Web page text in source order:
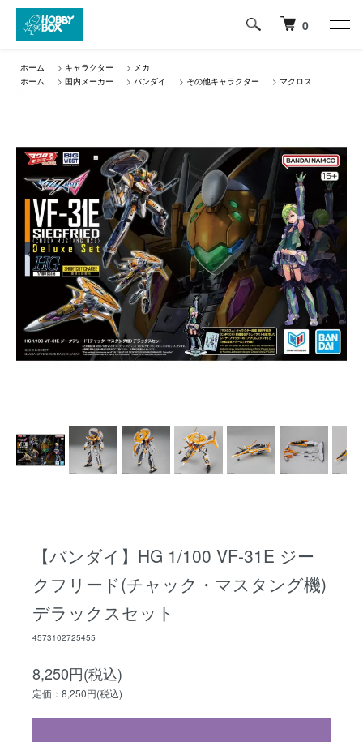
0
ホーム > キャラクター > メカ
ホーム
> 国内メーカー > バンダイ > その他キャラクター > マクロス
【バンダイ】HG 1/100 VF-31E ジー
クフリード(チャック・マスタング機)
デラックスセット
4573102725455
8,250円(税込)
定価：8,250円(税込)